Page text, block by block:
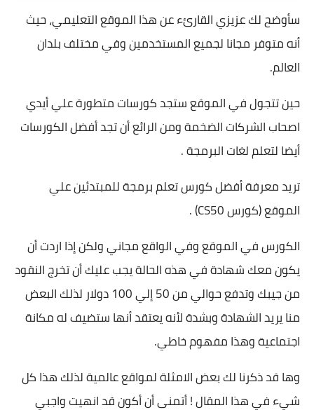
سأوضح لك عزيزي القارئء عن هذا الموقع التعليمي، حيث
أنه متوفر مجانا لجميع المستخدمين وفي مختلف بلدان
العالم.
حين تتجول في الموقع ستجد كورسات متطورة علي أيدي
اصحاب الشركات الضخمة ومن الرائع أن تجد أفضل الكورسات
أيضا لتعلم لغات البرمجة .
تريد معرفة أفضل كورس تعلم برمجة للمبتدئين علي
الموقع (كورس CS50
) .
الكورس في الموقع وفي الواقع مجاني ولكن إذا اردت أن
يكون معك شهادة في هذه الحالة يجب عليك أن تخرج النقود
من جيبك وتدفع حوالي من 50 إلي 100 دولار لذلك البعض
منا يريد الشهادة وبشدة لأنه يعتقد أنها ستضيف له مكانة
اجتماعية وهذا مفهوم خاطي.
وها قد ذكرنا لك بعض الامثلة لمواقع عالمية لذلك هذا كل
شيء في هذا المقال ! أتمنى أن أكون قد انهيت واجبي